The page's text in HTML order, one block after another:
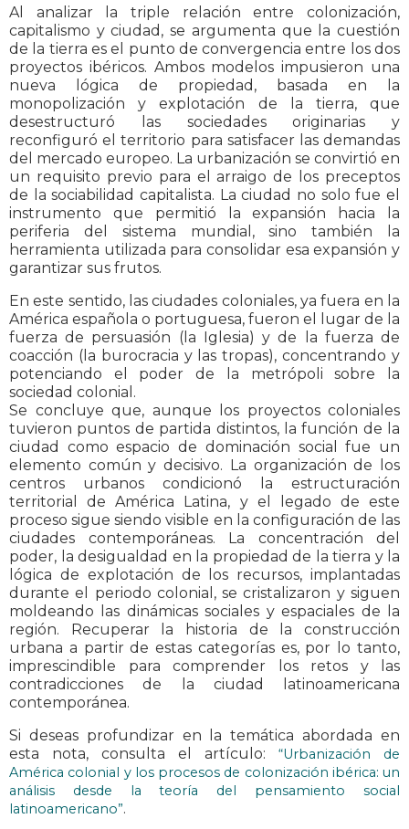
Al analizar la triple relación entre colonización,
capitalismo y ciudad, se argumenta que la cuestión
de la tierra es el punto de convergencia entre los dos
proyectos ibéricos. Ambos modelos impusieron una
nueva lógica de propiedad, basada en la
monopolización y explotación de la tierra, que
desestructuró las sociedades originarias y
reconfiguró el territorio para satisfacer las demandas
del mercado europeo. La urbanización se convirtió en
un requisito previo para el arraigo de los preceptos
de la sociabilidad capitalista. La ciudad no solo fue el
instrumento que permitió la expansión hacia la
periferia del sistema mundial, sino también la
herramienta utilizada para consolidar esa expansión y
garantizar sus frutos.
En este sentido, las ciudades coloniales, ya fuera en la
América española o portuguesa, fueron el lugar de la
fuerza de persuasión (la Iglesia) y de la fuerza de
coacción (la burocracia y las tropas), concentrando y
potenciando el poder de la metrópoli sobre la
sociedad colonial.
Se concluye que, aunque los proyectos coloniales
tuvieron puntos de partida distintos, la función de la
ciudad como espacio de dominación social fue un
elemento común y decisivo. La organización de los
centros urbanos condicionó la estructuración
territorial de América Latina, y el legado de este
proceso sigue siendo visible en la configuración de las
ciudades contemporáneas. La concentración del
poder, la desigualdad en la propiedad de la tierra y la
lógica de explotación de los recursos, implantadas
durante el periodo colonial, se cristalizaron y siguen
moldeando las dinámicas sociales y espaciales de la
región. Recuperar la historia de la construcción
urbana a partir de estas categorías es, por lo tanto,
imprescindible para comprender los retos y las
contradicciones de la ciudad latinoamericana
contemporánea.
Si deseas profundizar en la temática abordada en
esta nota, consulta el artículo: “Urbanización de
América colonial y los procesos de colonización ibérica: un
análisis desde la teoría del pensamiento social
latinoamericano”.